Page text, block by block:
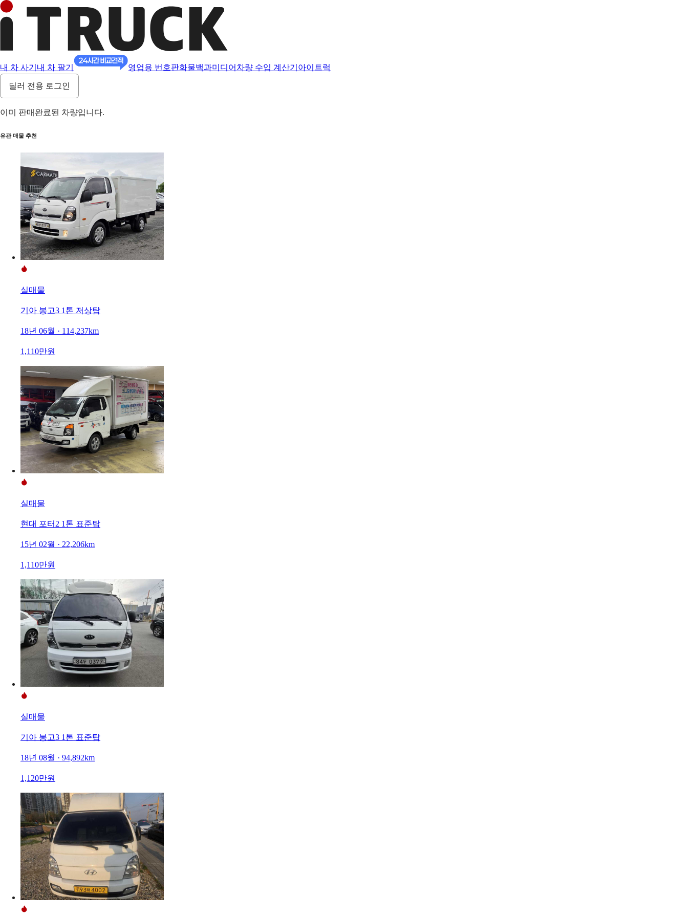
내 차 사기 내 차 팔기 영업용 번호판화물백과미디어 차량 수입 계산기 아이트럭
딜러 전용 로그인
이미 판매완료된 차량입니다.
유관 매물 추천
실매물
기아 봉고3 1톤 저상탑
18년 06월 · 114,237km
1,110만원
실매물
현대 포터2 1톤 표준탑
15년 02월 · 22,206km
1,110만원
실매물
기아 봉고3 1톤 표준탑
18년 08월 · 94,892km
1,120만원